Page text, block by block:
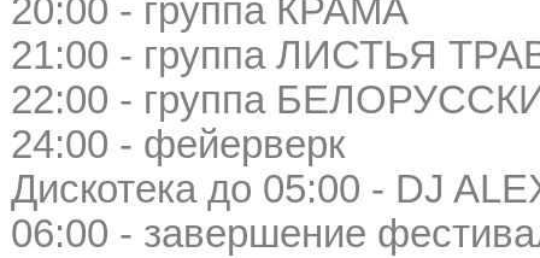
20:00 - группа КРАМА
21:00 - группа ЛИСТЬЯ
22:00 - группа
24:00 - фейерверк
Дискотека до 05:00 - DJ
06:00 - завершение